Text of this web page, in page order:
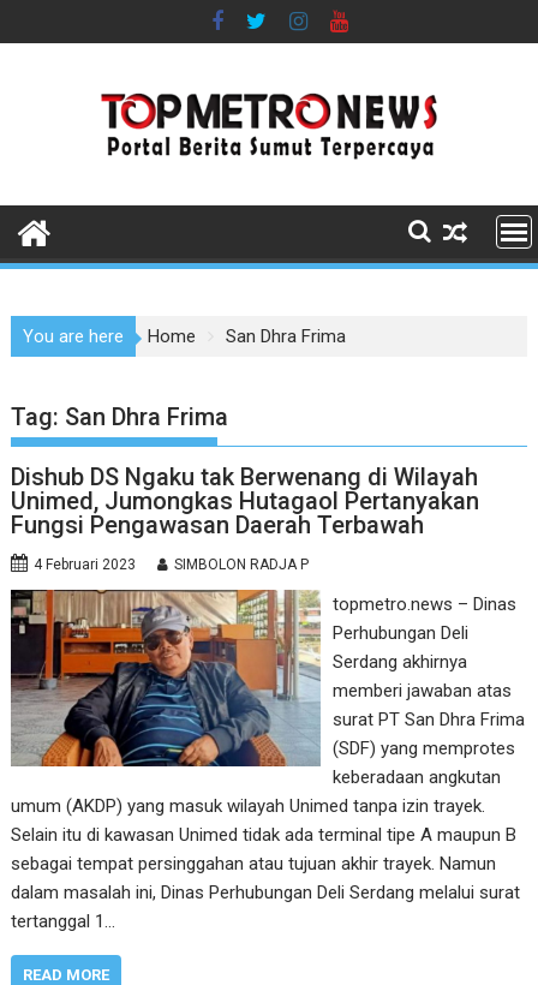
to
You are here Home San Dhra Frima
Tag: San Dhra Frima
Dishub DS Ngaku tak Berwenang di Wilayah
Unimed, Jumongkas Hutagaol Pertanyakan
Fungsi Pengawasan Daerah Terbawah
4 Februari 2023 SIMBOLON RADJA P
topmetro.news – Dinas
Perhubungan Deli
Serdang akhirnya
memberi jawaban atas
surat PT San Dhra Frima
(SDF) yang memprotes
keberadaan angkutan
umum (AKDP) yang masuk wilayah Unimed tanpa izin trayek.
Selain itu di kawasan Unimed tidak ada terminal tipe A maupun B
sebagai tempat persinggahan atau tujuan akhir trayek. Namun
dalam masalah ini, Dinas Perhubungan Deli Serdang melalui surat
tertanggal 1…
READ MORE